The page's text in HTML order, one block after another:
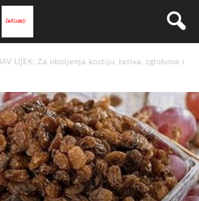
LIJEK: Za oboljenja kostiju, tetiva, zglobova i